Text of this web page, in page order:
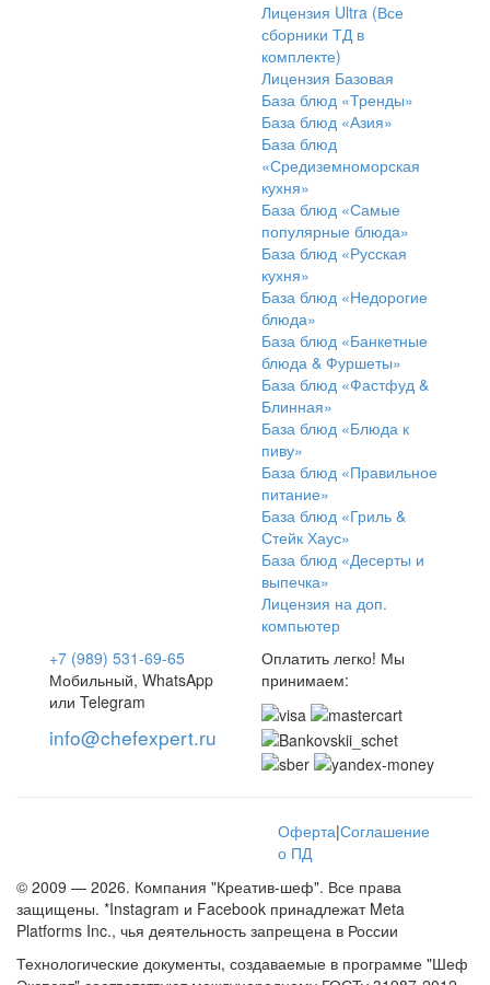
Лицензия Ultra (Все
сборники ТД в
комплекте)
Лицензия Базовая
База блюд «Тренды»
База блюд «Азия»
База блюд
«Средиземноморская
кухня»
База блюд «Самые
популярные блюда»
База блюд «Русская
кухня»
База блюд «Недорогие
блюда»
База блюд «Банкетные
блюда & Фуршеты»
База блюд «Фастфуд &
Блинная»
База блюд «Блюда к
пиву»
База блюд «Правильное
питание»
База блюд «Гриль &
Стейк Хаус»
База блюд «Десерты и
выпечка»
Лицензия на доп.
компьютер
+7 (989) 531-69-65
Мобильный, WhatsApp
или Telegram
info@chefexpert.ru
Оплатить легко! Мы
принимаем:
Оферта|Соглашение
о ПД
© 2009 — 2026. Компания "Креатив-шеф". Все права
защищены. *Instagram и Facebook принадлежат Meta
Platforms Inc., чья деятельность запрещена в России
Технологические документы, создаваемые в программе "Шеф